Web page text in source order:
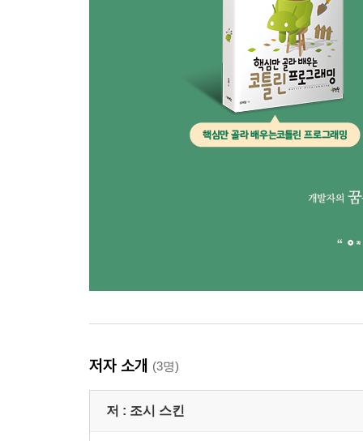
null 가능 타입의 확장 함수 ...... 341
확장 함수의 바이트코드 구현 ...... 342
확장 함수로 추출하기 ...... 343
확장 함수 이름 변경하기 ...... 347
코틀린 표준 라이브러리의 확장 함수와 속성 ......
챌린지: toDragonSpeak 확장 함수 ...... 349
챌린지: 함수형 프로그래밍을 Tavern.kt에 적용하기
CHAPTER 20 자바와의 상호운용 365
자바 클래스와 상호운용하기 ...... 366
저자 소개 (3명)
저 : 조시 스킨